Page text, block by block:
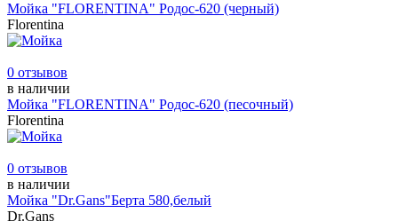
Мойка "FLORENTINA" Родос-620 (черный)
Florentina
0 отзывов
в наличии
Мойка "FLORENTINA" Родос-620 (песочный)
Florentina
0 отзывов
в наличии
Мойка "Dr.Gans"Берта 580,белый
Dr.Gans